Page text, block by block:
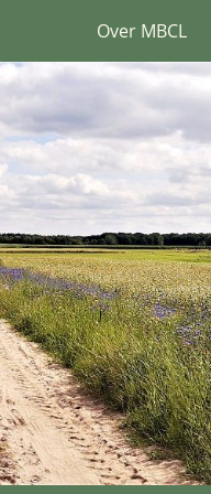
Over MBCL